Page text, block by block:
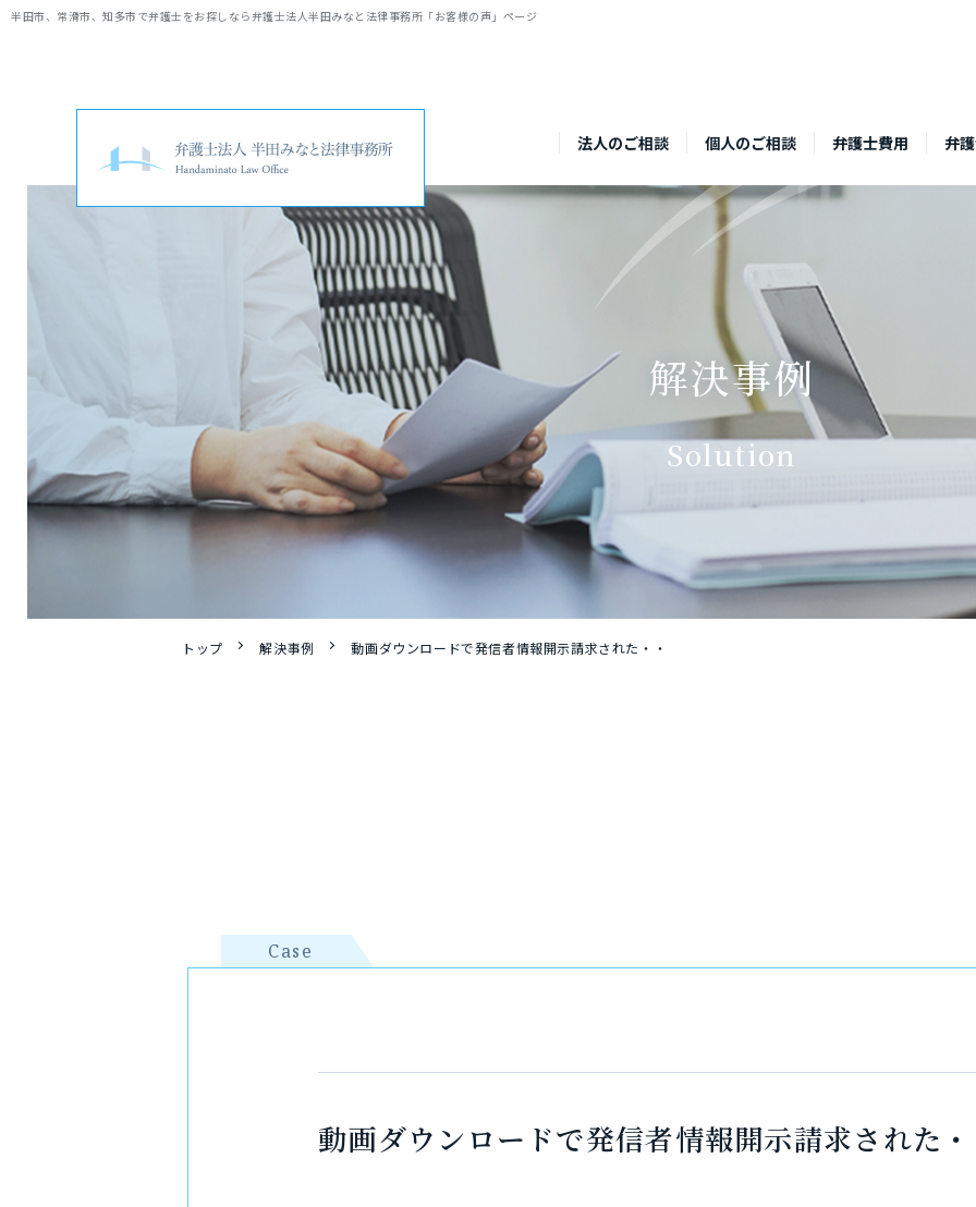
半田市、常滑市、知多市で弁護士をお探しなら弁護士法人半田みなと法律事務所「お客様の声」ページ
法人のご相談 個人のご相談 弁護士費用 弁
解決事例
Solution
トップ 解決事例 動画ダウンロードで発信者情報開示請求された・・
Case
動画ダウンロードで発信者情報開示請求された